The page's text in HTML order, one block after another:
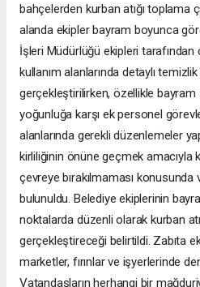
bahçelerden kurban atığı toplama
alanda ekipler bayram boyunca
İşleri Müdürlüğü ekipleri
kullanım alanlarında detaylı temizlik
gerçekleştirilirken, özellikle
yoğunluğa karşı ek personel
alanlarında gerekli düzenlemeler
kirliliğinin önüne geçmek amacıyla
çevreye bırakılmaması konusunda
bulunuldu. Belediye ekiplerinin
noktalarda düzenli olarak kurban
gerçekleştireceği belirtildi. Zabıta
marketler, fırınlar ve işyerlerinde
Vatandaşların herhangi bir